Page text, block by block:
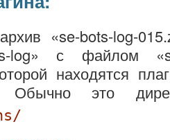
«se-bots-log-
log» с файлом
находятся
Обычно это